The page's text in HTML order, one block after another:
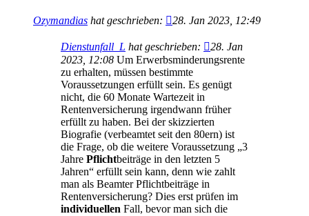
Ozymandias hat geschrieben: 28. Jan 2023, 12:49
Dienstunfall_L hat geschrieben:
28. Jan
2023, 12:08 Um Erwerbsminderungsrente
zu erhalten, müssen bestimmte
Voraussetzungen erfüllt sein. Es genügt
nicht, die 60 Monate Wartezeit in
Rentenversicherung irgendwann früher
erfüllt zu haben. Bei der skizzierten
Biografie (verbeamtet seit den 80ern) ist
die Frage, ob die weitere Voraussetzung „3
Jahre Pflichtbeiträge in den letzten 5
Jahren“ erfüllt sein kann, denn wie zahlt
man als Beamter Pflichtbeiträge in
Rentenversicherung? Dies erst prüfen im
individuellen Fall, bevor man sich die